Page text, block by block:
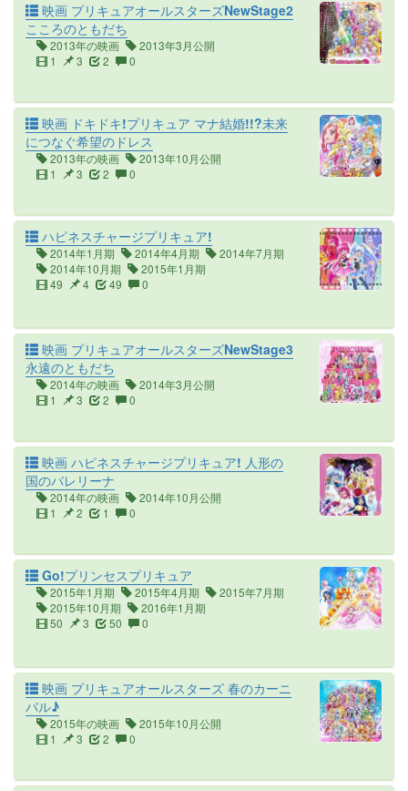
映画 プリキュアオールスターズNewStage2
こころのともだち
2013年の映画
2013年3月公開
1
3 2 0
映画 ドキドキ!プリキュア マナ結婚!!?未来
につなぐ希望のドレス
2013年の映画
2013年10月公開
1
3 2 0
ハピネスチャージプリキュア!
2014年1月期 2014年4月期
2014年7月期
2014年10月期
2015年1月期
49
4 49 0
映画 プリキュアオールスターズNewStage3
永遠のともだち
2014年の映画
2014年3月公開
1
3 2 0
映画 ハピネスチャージプリキュア! 人形の
国のバレリーナ
2014年の映画
2014年10月公開
1
2 1 0
Go!プリンセスプリキュア
2015年1月期 2015年4月期
2015年7月期
2015年10月期
2016年1月期
50
3 50 0
映画 プリキュアオールスターズ 春のカーニ
バル♪
2015年の映画
2015年10月公開
1
3 2 0